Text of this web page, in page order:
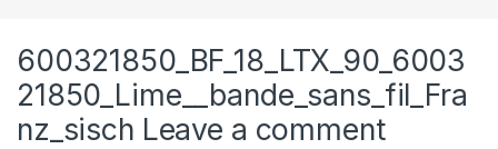
600321850_BF_18_LTX_90_6003
21850_Lime__bande_sans_fil_Fra
nz_sisch Leave a comment